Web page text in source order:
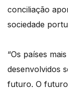
conciliação
sociedade
“Os países
desenvolvidos
futuro. O